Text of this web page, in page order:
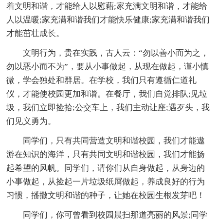
着文明和谐，才能给人以慰藉;家充满文明和谐，才能给
人以温暖;家充满和谐我们才能快乐健康;家充满和谐我们
才能茁壮成长。
文明行为，贵在实践，古人云：“勿以善小而为之，
勿以恶小而不为”，要从小事做起，从现在做起，谨小慎
微，学会独处和群居。在学校，我们只有遵循仁道礼
仪，才能使校园更加和谐。在餐厅，我们自觉排队;见垃
圾，我们立即捡拾;公交车上，我们主动让座;遇歹头，我
们见义勇为。
同学们，只有共同营造文明和谐校园，我们才能遨
游在知识的海洋，只有共同文明和谐校园，我们才能扬
起希望的风帆。同学们，请你们从自身做起，从身边的
小事做起，从捡起一片垃圾纸屑做起，养成良好的行为
习惯，播撒文明和谐的种子，让她在校园生根发芽吧！
同学们，你可曾看到校园晨扫那道亮丽的风景;同学